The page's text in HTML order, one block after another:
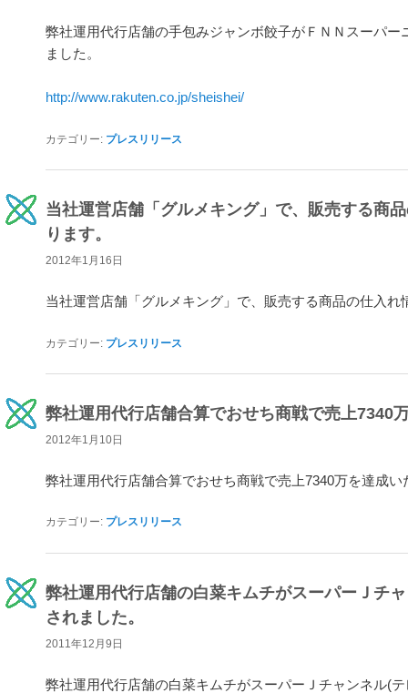
弊社運用代行店舗の手包みジャンボ餃子がＦＮＮスーパー
ました。
http://www.rakuten.co.jp/sheishei/
カテゴリー: プレスリリース
当社運営店舗「グルメキング」で、販売する商
ります。
2012年1月16日
当社運営店舗「グルメキング」で、販売する商品の仕入れ
カテゴリー: プレスリリース
弊社運用代行店舗合算でおせち商戦で売上7340
2012年1月10日
弊社運用代行店舗合算でおせち商戦で売上7340万を達成い
カテゴリー: プレスリリース
弊社運用代行店舗の白菜キムチがスーパーＪチ
されました。
2011年12月9日
弊社運用代行店舗の白菜キムチがスーパーＪチャンネル(